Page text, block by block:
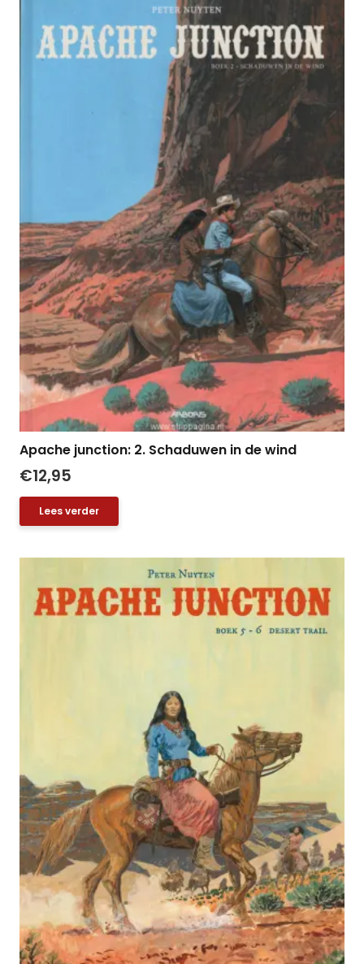
Apache junction: 2. Schaduwen in de wind
€12,95
Lees verder